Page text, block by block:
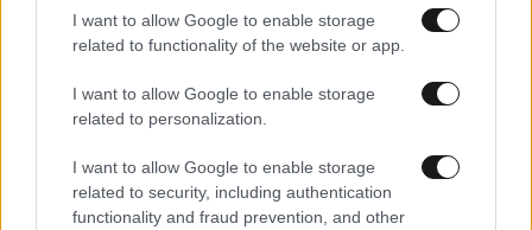
I want to allow Google to enable storage
related to functionality of the website or app.
I want to allow Google to enable storage
related to personalization.
I want to allow Google to enable storage
related to security, including authentication
functionality and fraud prevention, and other